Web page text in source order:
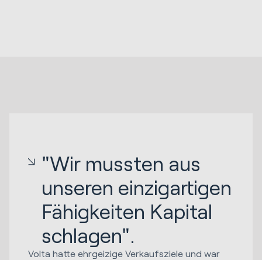
"Wir mussten aus
unseren einzigartigen
Fähigkeiten Kapital
schlagen".
Volta hatte ehrgeizige Verkaufsziele und war